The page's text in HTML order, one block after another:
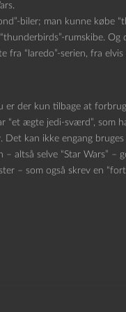
biler; man kunne købe
rumskibe.
“laredo”-serien, fra
der kun tilbage at
“et ægte jedi-sværd”, som
kan ikke engang bruges
altså selve “Star Wars”
– som også skrev en